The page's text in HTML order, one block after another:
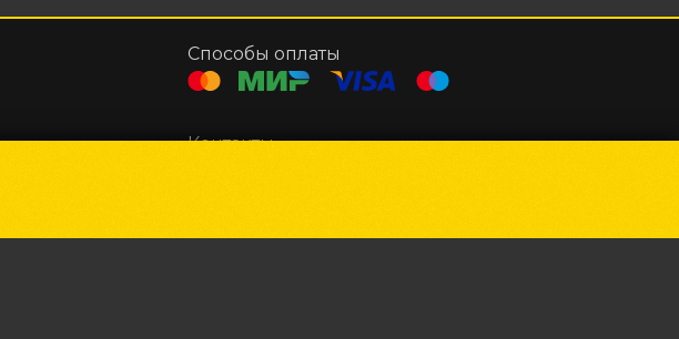
Способы оплаты
Контакты